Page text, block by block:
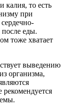
калия, то есть
при
после еды.
тоже хватает
выведению
организма,